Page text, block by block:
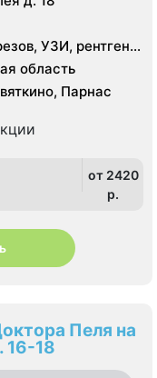
УЗИ, рентген
область
Парнас
от 2420
p.
Пеля на
16-18